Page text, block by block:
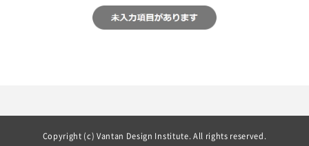
Copyright (c) Vantan Design Institute. All rights reserved.